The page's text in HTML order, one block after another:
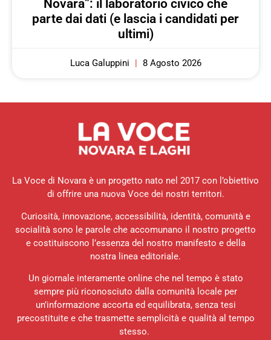
Novara”: il laboratorio civico che
parte dai dati (e lascia i candidati per
ultimi)
Luca Galuppini 8 Agosto 2026
La Voce di Novara è un progetto nato nel 2017 con l’obiettivo
di offrire una nuova Voce dei nostri territori.
Curiosità, innovazione, accessibilità, identità, comunità e
socialità sono le parole che accomunano il nostro progetto
e costituiscono l’essenza del nostro manifesto e della
nostra linea editoriale.
Un giornale interamente online che nel tempo è stato
sempre più riconosciuto dalla comunità locale per
un’informazione accorta ed equilibrata, senza tesi
precostituite e che trasmette semplicità e qualità al tempo
stesso.